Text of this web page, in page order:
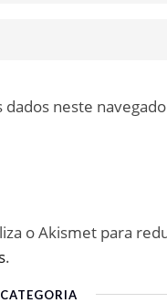
dados neste
o Akismet para
.